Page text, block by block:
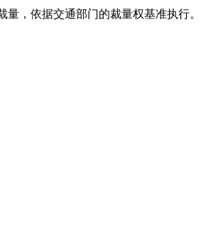
，依据交通部门的裁量权基准执行。